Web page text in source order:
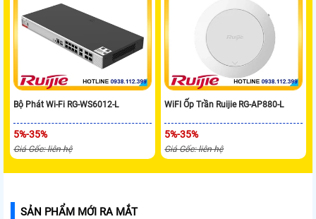
Bộ Phát Wi-Fi RG-WS6012-L
5%-35%
Giá Gốc: liên hệ
WiFI Ốp Trần Ruijie RG-AP880-L
5%-35%
Giá Gốc: liên hệ
SẢN PHẨM MỚI RA MẮT